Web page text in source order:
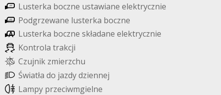
Lusterka boczne ustawiane elektrycznie
Podgrzewane lusterka boczne
Lusterka boczne składane elektrycznie
Kontrola trakcji
Czujnik zmierzchu
Światła do jazdydziennej
Lampy przeciwmgielne